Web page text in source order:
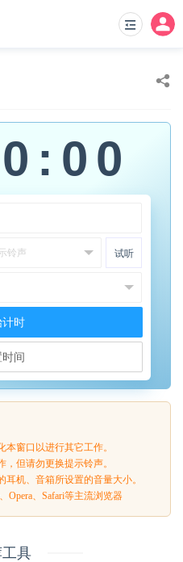
试听
计时
间
窗口以进行其它工作。
但请勿更换提示铃声。
机、音箱所设置的音量大小。
Opera、Safari等主流浏览器
具